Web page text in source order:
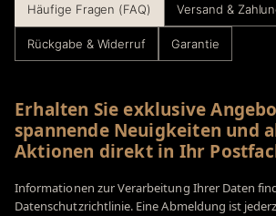
Häufige Fragen (FAQ) Versand &
Rückgabe & Widerruf Garantie
Erhalten Sie exklusive
spannende Neuigkeiten und
Aktionen direkt in Ihr
Informationen zur Verarbeitung Ihrer Daten
Datenschutzrichtlinie. Eine Abmeldung ist